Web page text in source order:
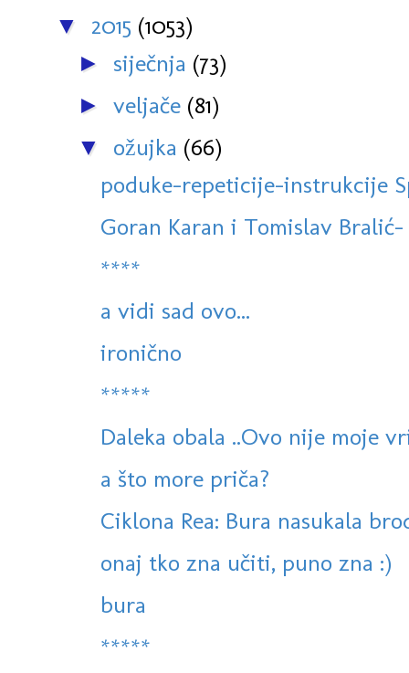
▼ 2015 (1053)
► siječnja (73)
► veljače (81)
▼ ožujka (66)
poduke-repeticije-instrukcije
Goran Karan i Tomislav
****
a vidi sad ovo...
ironično
*****
Daleka obala ..Ovo nije moje
a što more priča?
Ciklona Rea: Bura nasukala
onaj tko zna učiti, puno zna :)
bura
*****